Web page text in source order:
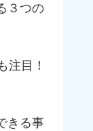
３つの
注目！
きる事